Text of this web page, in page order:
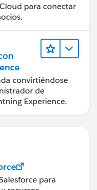
para conectar
convirtiéndose
de
Experience.
para